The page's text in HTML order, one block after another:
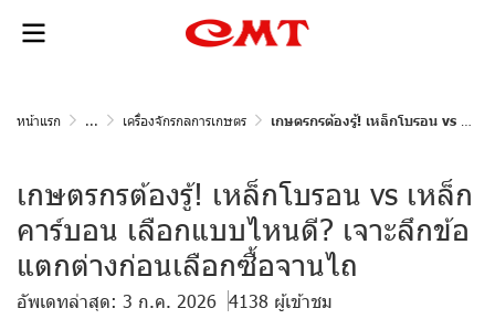
หน้าแรก ... เครื่องจักรกลการเกษตร เกษตรกรต้องรู้! เหล็กโบรอน vs เหล็กคาร์บอน เลือกแบบไหนดี? เจาะลึกข้อแตกต่างก่อนเลือกซื้อจานไถ
เกษตรกรต้องรู้! เหล็กโบรอน vs เหล็ก
คาร์บอน เลือกแบบไหนดี? เจาะลึกข้อ
แตกต่างก่อนเลือกซื้อจานไถ
อัพเดทล่าสุด: 3 ก.ค. 2026 4138 ผู้เข้าชม